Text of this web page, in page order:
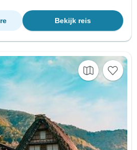
Bekijk reis